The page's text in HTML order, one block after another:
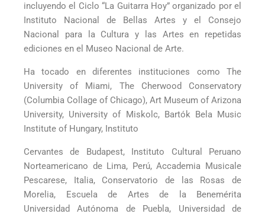
incluyendo el Ciclo “La Guitarra Hoy” organizado por el
Instituto Nacional de Bellas Artes y el Consejo
Nacional para la Cultura y las Artes en repetidas
ediciones en el Museo Nacional de Arte.
Ha tocado en diferentes instituciones como The
University of Miami, The Cherwood Conservatory
(Columbia Collage of Chicago), Art Museum of Arizona
University, University of Miskolc, Bartók Bela Music
Institute of Hungary, Instituto
Cervantes de Budapest, Instituto Cultural Peruano
Norteamericano de Lima, Perú, Accademia Musicale
Pescarese, Italia, Conservatorio de las Rosas de
Morelia, Escuela de Artes de la Benemérita
Universidad Autónoma de Puebla, Universidad de